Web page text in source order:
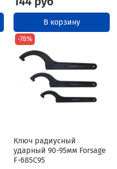
В корзину
-78%
Ключ радиусный
ударный 90-95мм Forsage
F-685C95